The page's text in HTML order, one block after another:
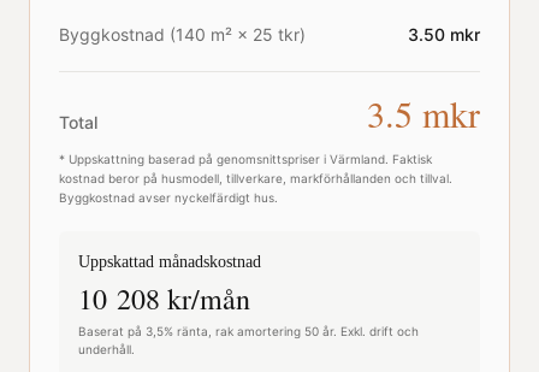
Byggkostnad (140 m² × 25 tkr) 3.50 mkr
Total 3.5 mkr
* Uppskattning baserad på genomsnittspriser i Värmland . Faktisk
kostnad beror på husmodell, tillverkare, markförhållanden och tillval.
Byggkostnad avser nyckelfärdigt hus.
Uppskattad månadskostnad
10 208 kr/mån
Baserat på 3,5% ränta, rak amortering 50 år. Exkl. drift och
underhåll.